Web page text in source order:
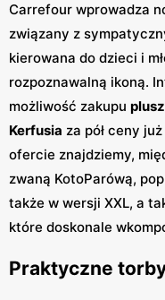
Carrefour wprowadza
związany z
kierowana do dzieci i
rozpoznawalną ikoną.
możliwość zakupu
Kerfusia za pół ceny
ofercie znajdziemy,
zwaną KotoParówą,
także w wersji XXL, a
które doskonale
Praktyczne